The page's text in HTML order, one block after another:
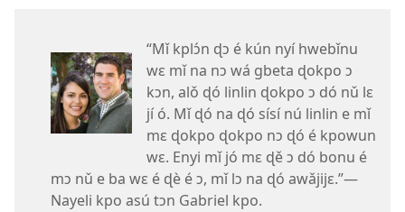
“Mǐ kplɔ́n ɖɔ é kún nyí hwebǐnu
wɛ mǐ na nɔ wá gbeta ɖokpo ɔ
kɔn, alǒ ɖó linlin ɖokpo ɔ dó nǔ lɛ
jí ó. Mǐ ɖó na ɖó sísí nú linlin e mǐ
mɛ ɖokpo ɖokpo nɔ ɖó é kpowun
wɛ. Enyi mǐ jó mɛ ɖě ɔ dó bonu é
mɔ nǔ e ba wɛ é ɖè é ɔ, mǐ lɔ na ɖó awǎjijɛ.”​—
Nayeli kpo asú tɔn Gabriel kpo.